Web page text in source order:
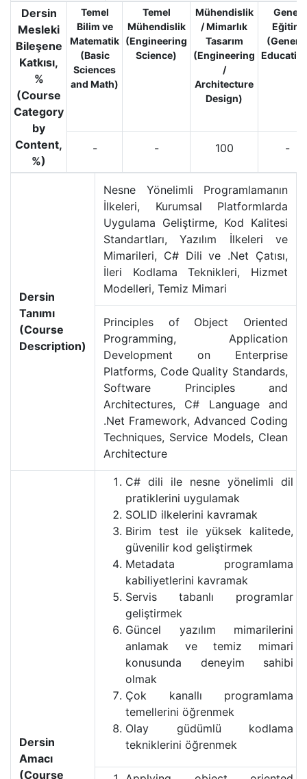
Dersin
Mesleki
Bileşene
Katkısı,
%
(Course
Category
by
Content,
%)
Temel
Bilim ve
Matematik
(Basic
Sciences
and Math)
Temel
Mühendislik
(Engineering
Science)
Mühendislik
/ Mimarlık
Tasarım
(Engineering
/
Architecture
Design)
Genel
Eğitim
(General
- - 100 -
Dersin
Tanımı
(Course
Description)
Nesne Yönelimli Programlamanın
İlkeleri, Kurumsal Platformlarda
Uygulama Geliştirme, Kod Kalitesi
Standartları, Yazılım İlkeleri ve
Mimarileri, C# Dili ve .Net Çatısı,
İleri Kodlama Teknikleri, Hizmet
Modelleri, Temiz Mimari
Principles of Object Oriented
Programming, Application
Development on Enterprise
Platforms, Code Quality Standards,
Software Principles and
Architectures, C# Language and
.Net Framework, Advanced Coding
Techniques, Service Models, Clean
Architecture
Dersin
Amacı
(Course
C# dili ile nesne yönelimli dil
pratiklerini uygulamak
SOLID ilkelerini kavramak
Birim test ile yüksek kalitede,
güvenilir kod geliştirmek
Metadata programlama
kabiliyetlerini kavramak
Servis tabanlı programlar
geliştirmek
Güncel yazılım mimarilerini
anlamak ve temiz mimari
konusunda deneyim sahibi
olmak
Çok kanallı programlama
temellerini öğrenmek
Olay güdümlü kodlama
tekniklerini öğrenmek